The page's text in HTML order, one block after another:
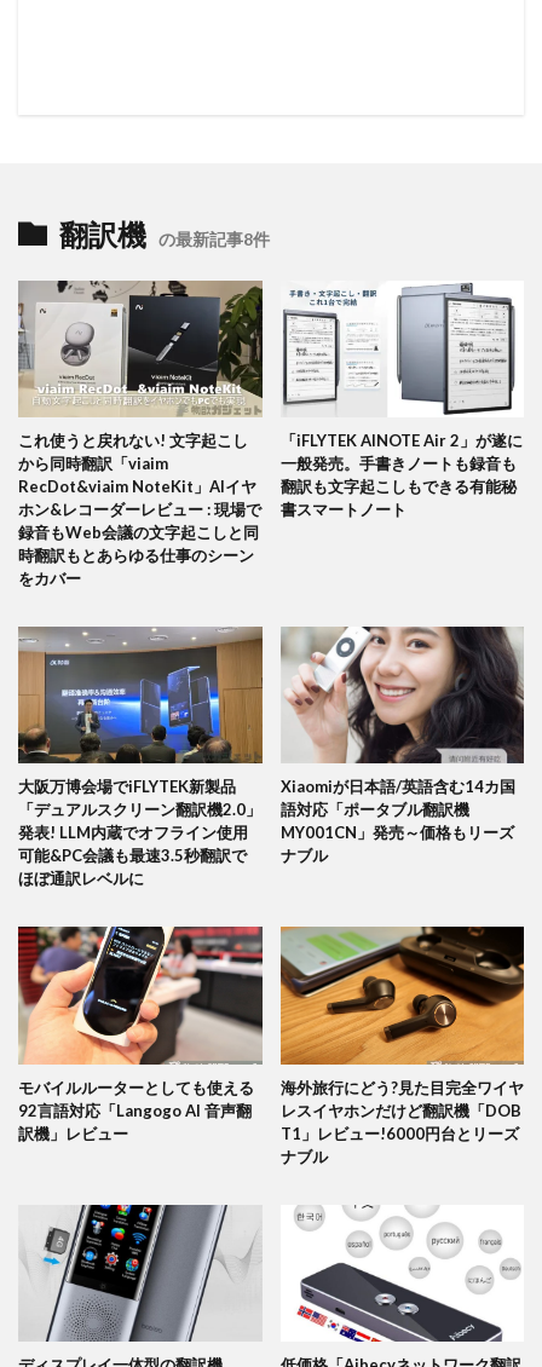
翻訳機 の最新記事8件
これ使うと戻れない! 文字起こし
から同時翻訳「viaim
RecDot&viaim NoteKit」AIイヤ
ホン&レコーダーレビュー : 現場で
録音もWeb会議の文字起こしと同
時翻訳もとあらゆる仕事のシーン
をカバー
「iFLYTEK AINOTE Air 2」が遂に
一般発売。手書きノートも録音も
翻訳も文字起こしもできる有能秘
書スマートノート
大阪万博会場でiFLYTEK新製品
「デュアルスクリーン翻訳機2.0」
発表! LLM内蔵でオフライン使用
可能&PC会議も最速3.5秒翻訳で
ほぼ通訳レベルに
Xiaomiが日本語/英語含む14カ国
語対応「ポータブル翻訳機
MY001CN」発売～価格もリーズ
ナブル
モバイルルーターとしても使える
92言語対応「Langogo AI 音声翻
訳機」レビュー
海外旅行にどう?見た目完全ワイヤ
レスイヤホンだけど翻訳機「DOB
T1」レビュー!6000円台とリーズ
ナブル